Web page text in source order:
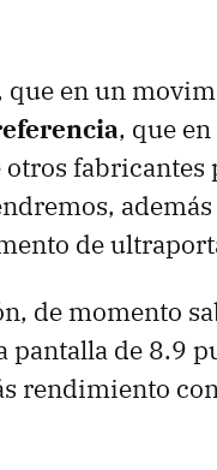
que en un
, que
otros
de
de momento
de 8.9
rendimiento